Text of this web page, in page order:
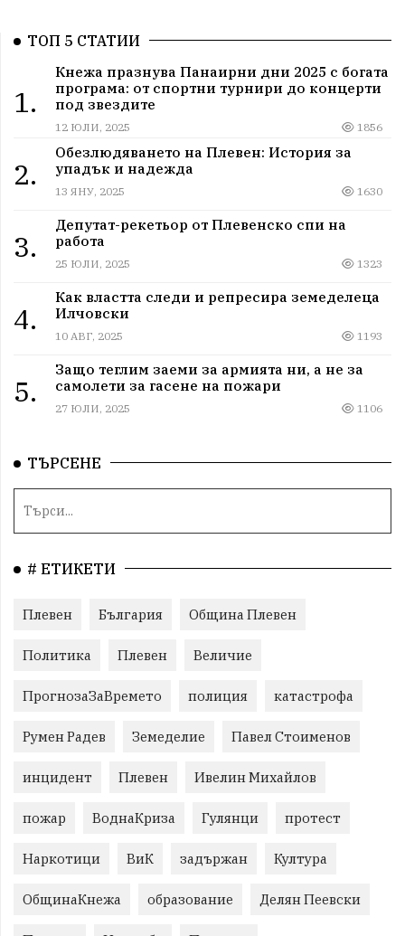
ТОП 5 СТАТИИ
1.
Кнежа празнува Панаирни дни 2025 с богата
програма: от спортни турнири до концерти
под звездите
12 ЮЛИ, 2025 1856
2.
Обезлюдяването на Плевен: История за
упадък и надежда
13 ЯНУ, 2025 1630
3.
Депутат-рекетьор от Плевенско спи на
работа
25 ЮЛИ, 2025 1323
4.
Как властта следи и репресира земеделеца
Илчовски
10 АВГ, 2025 1193
5.
Защо теглим заеми за армията ни, а не за
самолети за гасене на пожари
27 ЮЛИ, 2025 1106
ТЪРСЕНЕ
# ЕТИКЕТИ
Плевен България Община Плевен
Политика Плевен Величие
ПрогнозаЗаВремето полиция катастрофа
Румен Радев Земеделие Павел Стоименов
инцидент Плевен Ивелин Михайлов
пожар ВоднаКриза Гулянци протест
Наркотици ВиК задържан Култура
ОбщинаКнежа образование Делян Пеевски